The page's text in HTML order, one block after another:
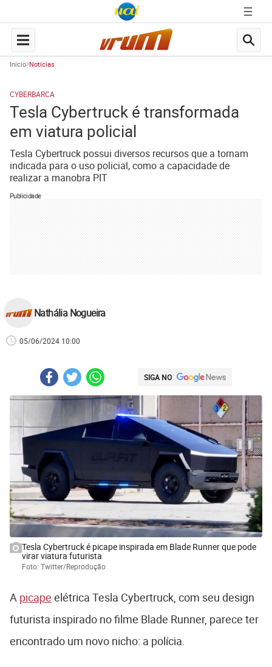
Início Notícias
CYBERBARCA
Tesla Cybertruck é transformada
em viatura policial
Tesla Cybertruck possui diversos recursos que a tornam
indicada para o uso policial, como a capacidade de
realizar a manobra PIT
Publicidade
Nathália Nogueira
05/06/2024 10:00
SIGA NO
Tesla Cybertruck é picape inspirada em Blade Runner que pode
virar viatura futurista
Foto: Twitter/Reprodução
A picape elétrica Tesla Cybertruck, com seu design
futurista inspirado no filme Blade Runner, parece ter
encontrado um novo nicho: a polícia.